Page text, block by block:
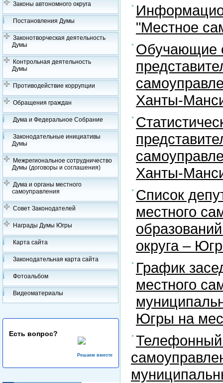
Законы автономного округа
Постановления Думы
Законотворческая деятельность
Думы
Контрольная деятельность
Думы
Противодействие коррупции
Обращения граждан
Дума и Федеральное Собрание
Законодательные инициативы
Думы
Межрегиональное сотрудничество
Думы (договоры и соглашения)
Дума и органы местного
самоуправления
Совет Законодателей
Награды Думы Югры
Карта сайта
Законодательная карта сайта
Фотоальбом
Видеоматериалы
Есть вопрос?
Решаем вместе
"Местное
Обучающие
Ханты-
Ханты-
Список
местного
округа –
График
местного
Югры на
Телефонный